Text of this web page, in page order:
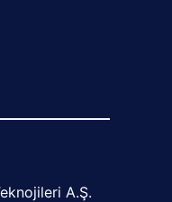
A.Ş.